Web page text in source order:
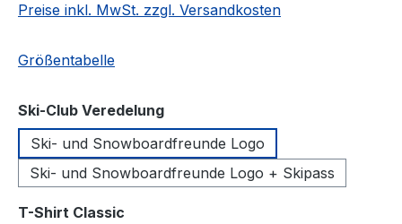
Preise inkl. MwSt. zzgl. Versandkosten
Größentabelle
Ski-Club Veredelungauswählen
Ski- und Snowboardfreunde Logo
Ski- und Snowboardfreunde Logo + Skipass
T-Shirt Classic